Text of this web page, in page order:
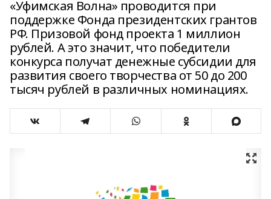
«Уфимская Волна» проводится при
поддержке Фонда президентских грантов
РФ. Призовой фонд проекта 1 миллион
рублей. А это значит, что победители
конкурса получат денежные субсидии для
развития своего творчества от 50 до 200
тысяч рублей в различных номинациях.